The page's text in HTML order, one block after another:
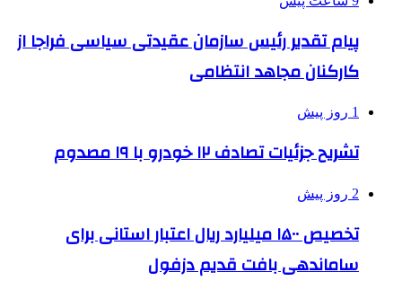
پیام تقدیر رئیس سازمان عقیدتی سیاسی فراجا از
کارکنان مجاهد انتظامی
1 روز پیش
تشریح جزئیات تصادف ۱۲ خودرو با ۱۹ مصدوم
2 روز پیش
تخصیص ۱۵۰۰ میلیارد ریال اعتبار استانی برای
ساماندهی بافت قدیم دزفول